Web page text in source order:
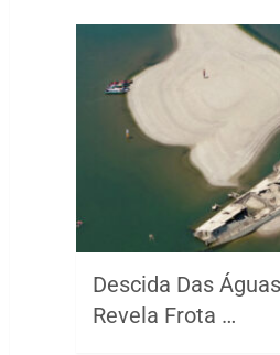
Descida Das
Revela Frota …